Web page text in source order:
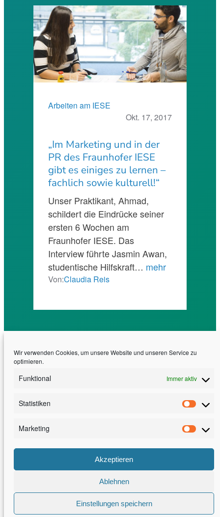
Wir verwenden Cookies, um unsere Website und unseren Service zu
optimieren.
Funktional Immer aktiv
Statistiken
Marketing
Akzeptieren
Ablehnen
Einstellungen speichern
Arbeiten am IESE
Okt. 17, 2017
„Im Marketing und in der
PR des Fraunhofer IESE
gibt es einiges zu lernen –
fachlich sowie kulturell!“
Unser Praktikant, Ahmad,
schildert die Eindrücke seiner
ersten 6 Wochen am
Fraunhofer IESE. Das
Interview führte Jasmin Awan,
studentische Hilfskraft… mehr
Von:Claudia Reis
Erfahrung. Effizienz. Exzellenz
30 Jahre Software Engineering am Fraunhofer